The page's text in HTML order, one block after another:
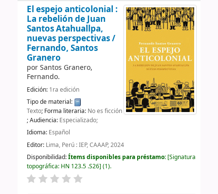
El espejo anticolonial :
La rebelión de Juan
Santos Atahuallpa,
nuevas perspectivas /
Fernando, Santos
Granero
porSantos Granero,
Fernando.
Edición: 1ra edición
Tipo de material:
Texto; Forma literaria: No es ficción
; Audiencia: Especializado;
Idioma: Español
Editor: Lima, Perú : IEP, CAAAP, 2024
Disponibilidad:Ítems disponibles para préstamo: Signatura
topográfica: HN 123.5 .S26 (1).